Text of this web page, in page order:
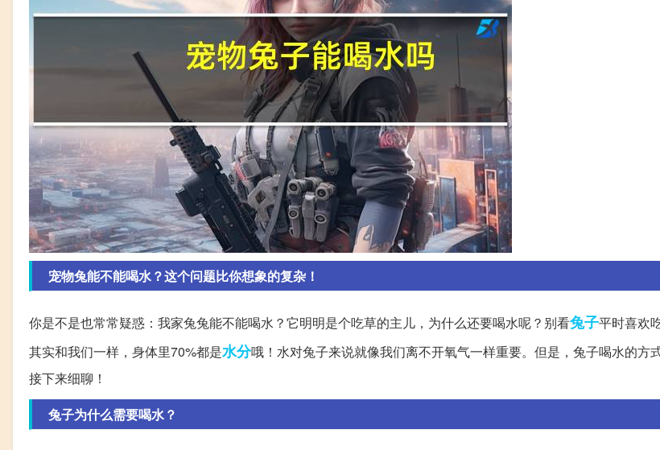
宠物兔能不能喝水？这个问题比你想象的复杂！
你是不是也常常疑惑：我家兔兔能不能喝水？它明明是个吃草的主儿，为什么还要喝水呢？别看兔子平时喜欢
其实和我们一样，身体里70%都是水分哦！水对兔子来说就像我们离不开氧气一样重要。但是，兔子喝水的方
接下来细聊！
兔子为什么需要喝水？